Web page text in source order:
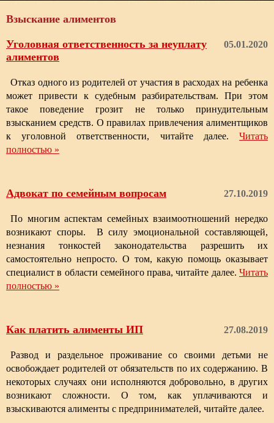
Взыскание алиментов
Уголовная ответственность за неуплату
алиментов
05.01.2020
Отказ одного из родителей от участия в расходах на ребенка
может привести к судебным разбирательствам. При этом
такое поведение грозит не только принудительным
взысканием средств. О правилах привлечения алиментщиков
к уголовной ответственности, читайте далее. Читать
полностью »
Адвокат по семейным вопросам 27.10.2019
По многим аспектам семейных взаимоотношений нередко
возникают споры. В силу эмоциональной составляющей,
незнания тонкостей законодательства разрешить их
самостоятельно непросто. О том, какую помощь оказывает
специалист в области семейного права, читайте далее. Читать
полностью »
Как платить алименты ИП 27.08.2019
Развод и раздельное проживание со своими детьми не
освобождает родителей от обязательств по их содержанию. В
некоторых случаях они исполняются добровольно, в других
возникают сложности. О том, как уплачиваются и
взыскиваются алименты с предпринимателей, читайте далее.